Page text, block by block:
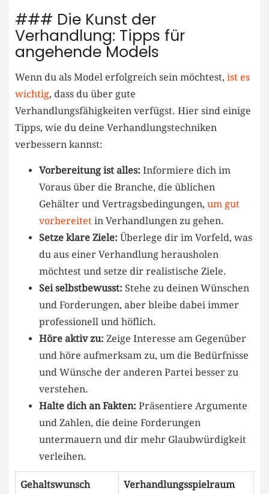
### Die Kunst ‌der⁣
Verhandlung: Tipps für
‌angehende Models
Wenn du als Model erfolgreich sein möchtest, ist es‌
wichtig, dass du über gute
Verhandlungsfähigkeiten verfügst. Hier sind einige‌
Tipps, wie du deine ‌Verhandlungstechniken
verbessern kannst:
Vorbereitung ist⁢ alles: Informiere dich im
Voraus über die⁣ Branche,⁤ die üblichen
‍Gehälter und Vertragsbedingungen, um gut
vorbereitet in Verhandlungen zu⁣ gehen.
Setze klare Ziele: Überlege dir im Vorfeld,‌ was
du aus einer ‌Verhandlung herausholen
möchtest ​und setze dir realistische Ziele.
Sei selbstbewusst: Stehe zu ‌deinen Wünschen⁤
und ⁢Forderungen, aber bleibe dabei ⁤immer⁣
professionell⁤ und höflich.
Höre aktiv zu: Zeige Interesse am Gegenüber
und ⁤höre aufmerksam zu, um ⁤die Bedürfnisse
⁣und Wünsche⁣ der anderen Partei besser zu⁤
verstehen.
Halte dich an Fakten: Präsentiere​ Argumente
und Zahlen,​ die deine⁢ Forderungen
untermauern und dir mehr‍ Glaubwürdigkeit
verleihen.
Gehaltswunsch Verhandlungsspielraum